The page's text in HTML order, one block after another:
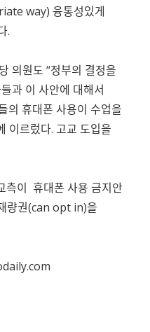
way) 융통성있게
.
의원도 “정부의 결정을
과 이 사안에 대해서
의 휴대폰 사용이 수업을
이르렀다. 고교 도입을
측이 휴대폰 사용 금지안
량권(can opt in)을